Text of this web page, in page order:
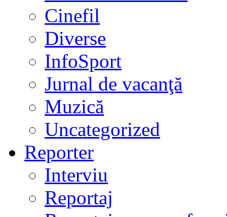
Cinefil
Diverse
InfoSport
Jurnal de vacanţă
Muzică
Uncategorized
Reporter
Interviu
Reportaj